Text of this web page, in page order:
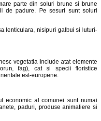
parte din soluri brune si brune
de padure. Pe sesuri sunt soluri
lenticulara, nisipuri galbui si luturi-
vegetatia include atat elemente
fag), cat si specii floristice
est-europene.
economic al comunei sunt numai
paduri, produse animaliere si